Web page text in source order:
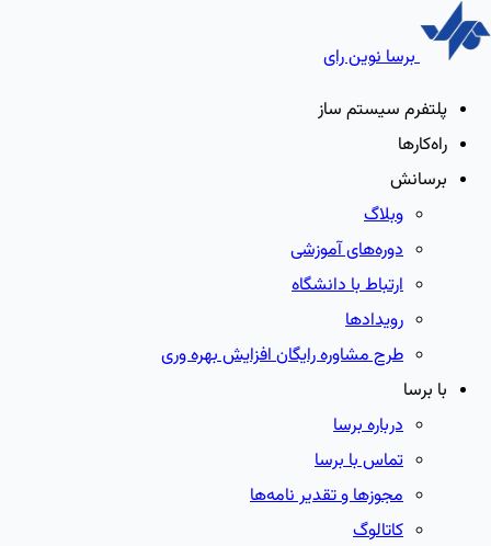
برسا نوین رای
پلتفرم سیستم ساز
راه‌کارها
برسانش
وبلاگ
دوره‌های آموزشی
ارتباط با دانشگاه
رویدادها
طرح مشاوره رایگان افزایش بهره وری
با برسا
درباره برسا
تماس با برسا
مجوزها و تقدیر نامه‌ها
کاتالوگ